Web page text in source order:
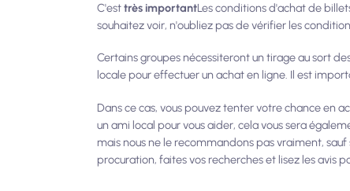
C'esttrès importantLes conditions d'achat de
souhaitez voir, n'oubliez pas de vérifier les
Certains groupes nécessiteront un tirage au sort
locale pour effectuer un achat en ligne. Il est
Dans ce cas, vous pouvez tenter votre chance en
un ami local pour vous aider, cela vous sera
mais nous ne le recommandons pas vraiment,
procuration, faites vos recherches et lisez les avis